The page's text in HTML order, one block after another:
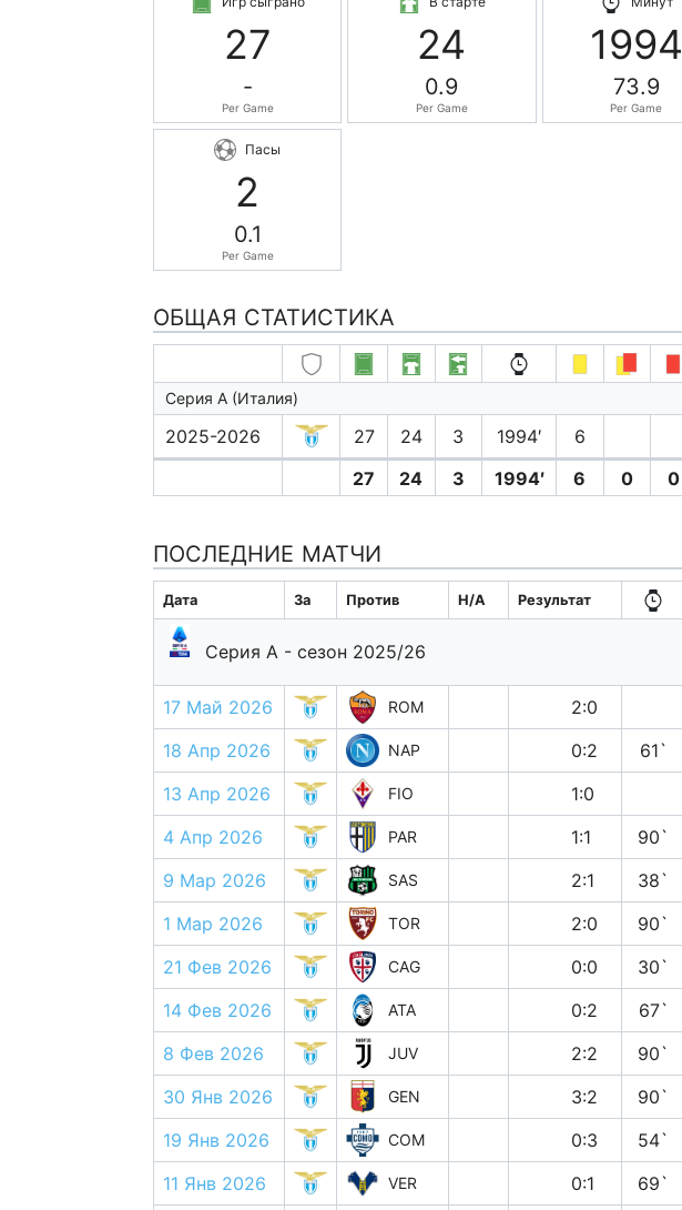
27
-
Per Game
24
0.9
Per Game
1994
73.9
Per Game
Пасы
2
0.1
Per Game
ОБЩАЯ СТАТИСТИКА
Серия А (Италия)
2025-2026 27 24 3 1994′ 6
27 24 3 1994′ 6 0 0
ПОСЛЕДНИЕ МАТЧИ
Дата За Против H/A Результат
Серия А - сезон 2025/26
17 Май 2026 ROM
2:0
18 Апр 2026
NAP 0:2 61`
13 Апр 2026 FIO
1:0
4 Апр 2026
PAR 1:1 90`
9 Мар 2026 SAS 2:1 38`
1 Мар 2026 TOR 2:0 90`
21 Фев 2026 CAG 0:0 30`
14 Фев 2026 ATA 0:2 67`
8 Фев 2026 JUV 2:2 90`
30 Янв 2026 GEN 3:2 90`
19 Янв 2026 COM 0:3 54`
11 Янв 2026 VER 0:1 69`